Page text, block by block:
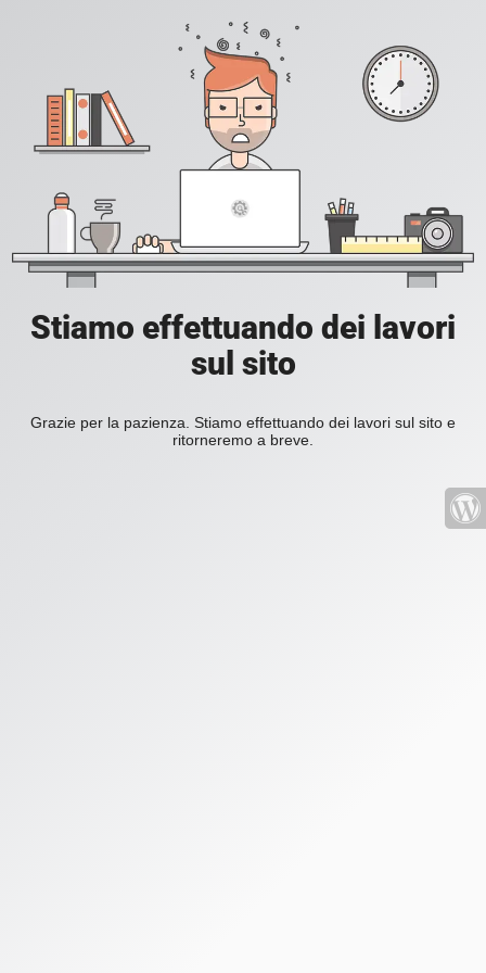
Stiamo effettuando dei lavori
sul sito
Grazie per la pazienza. Stiamo effettuando dei lavori sul sito e
ritorneremo a breve.